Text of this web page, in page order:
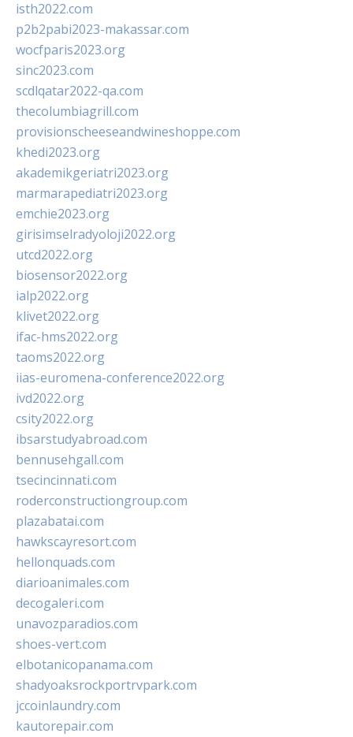
isth2022.com
p2b2pabi2023-makassar.com
wocfparis2023.org
sinc2023.com
scdlqatar2022-qa.com
thecolumbiagrill.com
provisionscheeseandwineshoppe.com
khedi2023.org
akademikgeriatri2023.org
marmarapediatri2023.org
emchie2023.org
girisimselradyoloji2022.org
utcd2022.org
biosensor2022.org
ialp2022.org
klivet2022.org
ifac-hms2022.org
taoms2022.org
iias-euromena-conference2022.org
ivd2022.org
csity2022.org
ibsarstudyabroad.com
bennusehgall.com
tsecincinnati.com
roderconstructiongroup.com
plazabatai.com
hawkscayresort.com
hellonquads.com
diarioanimales.com
decogaleri.com
unavozparadios.com
shoes-vert.com
elbotanicopanama.com
shadyoaksrockportrvpark.com
jccoinlaundry.com
kautorepair.com